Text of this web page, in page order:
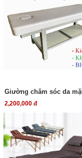
Giường chăm sóc da
2,200,000 đ